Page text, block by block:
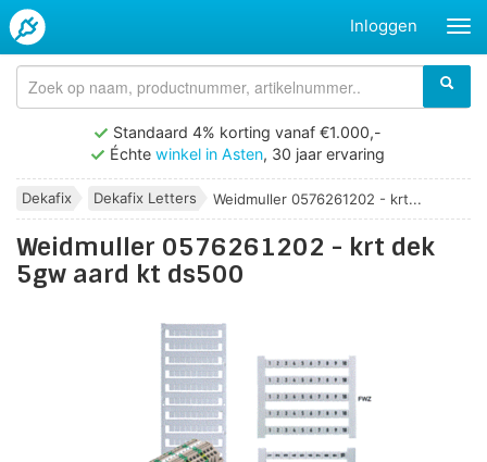
Inloggen
Standaard 4% korting vanaf €1.000,-
Échte winkel in Asten, 30 jaar ervaring
Dekafix Dekafix Letters Weidmuller 0576261202 - krt...
Weidmuller 0576261202 - krt dek
5gw aard kt ds500